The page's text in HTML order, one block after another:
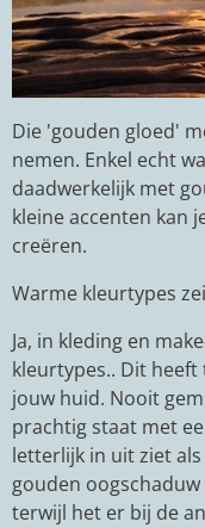
Die 'gouden gloed'
nemen. Enkel echt
daadwerkelijk met
kleine accenten kan
creëren.
Warme kleurtypes
Ja, in kleding en
kleurtypes.. Dit
jouw huid. Nooit
prachtig staat met
letterlijk in uit ziet
gouden
terwijl het er bij de